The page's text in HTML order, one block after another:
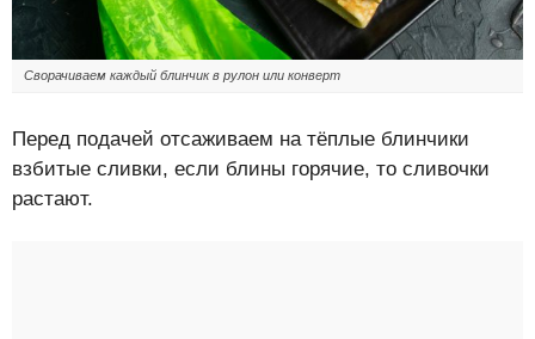
Сворачиваем каждый блинчик в рулон или конверт
Перед подачей отсаживаем на тёплые блинчики
взбитые сливки, если блины горячие, то сливочки
растают.